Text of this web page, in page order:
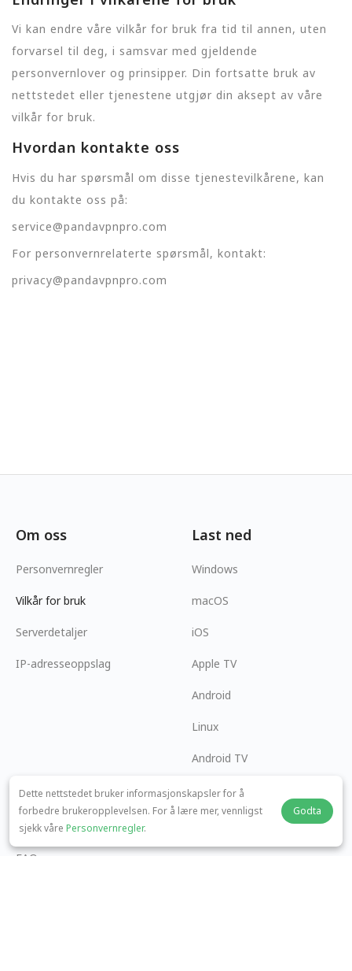
Vi kan endre våre vilkår for bruk fra tid til annen, uten
forvarsel til deg, i samsvar med gjeldende
personvernlover og prinsipper. Din fortsatte bruk av
nettstedet eller tjenestene utgjør din aksept av våre
vilkår for bruk.
Hvordan kontakte oss
Hvis du har spørsmål om disse tjenestevilkårene, kan
du kontakte oss på:
service@pandavpnpro.com
For personvernrelaterte spørsmål, kontakt:
privacy@pandavpnpro.com
Om oss
Personvernregler
Vilkår for bruk
Serverdetaljer
IP-adresseoppslag
Last ned
Windows
macOS
iOS
Apple TV
Android
Linux
Android TV
Hjelpesenter
panda7x24@gmail.com
FAQ
Samarbeid
Dette nettstedet bruker informasjonskapsler for å
forbedre brukeropplevelsen. For å lære mer, vennligst
sjekk våre Personvernregler.
Godta